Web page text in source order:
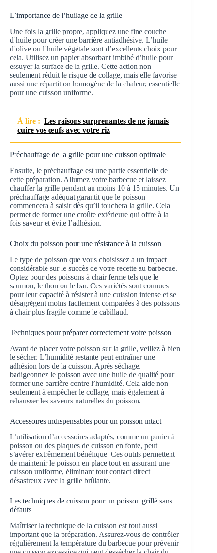
L’importance de l’huilage de la grille
Une fois la grille propre, appliquez une fine couche
d’huile pour créer une barrière antiadhésive. L’huile
d’olive ou l’huile végétale sont d’excellents choix pour
cela. Utilisez un papier absorbant imbibé d’huile pour
essuyer la surface de la grille. Cette action non
seulement réduit le risque de collage, mais elle favorise
aussi une répartition homogène de la chaleur, essentielle
pour une cuisson uniforme.
À lire : Les raisons surprenantes de ne jamais
cuire vos œufs avec votre riz
Préchauffage de la grille pour une cuisson optimale
Ensuite, le préchauffage est une partie essentielle de
cette préparation. Allumez votre barbecue et laissez
chauffer la grille pendant au moins 10 à 15 minutes. Un
préchauffage adéquat garantit que le poisson
commencera à saisir dès qu’il touchera la grille. Cela
permet de former une croûte extérieure qui offre à la
fois saveur et évite l’adhésion.
Choix du poisson pour une résistance à la cuisson
Le type de poisson que vous choisissez a un impact
considérable sur le succès de votre recette au barbecue.
Optez pour des poissons à chair ferme tels que le
saumon, le thon ou le bar. Ces variétés sont connues
pour leur capacité à résister à une cuission intense et se
désagrègent moins facilement comparées à des poissons
à chair plus fragile comme le cabillaud.
Techniques pour préparer correctement votre poisson
Avant de placer votre poisson sur la grille, veillez à bien
le sécher. L’humidité restante peut entraîner une
adhésion lors de la cuisson. Après séchage,
badigeonnez le poisson avec une huile de qualité pour
former une barrière contre l’humidité. Cela aide non
seulement à empêcher le collage, mais également à
rehausser les saveurs naturelles du poisson.
Accessoires indispensables pour un poisson intact
L’utilisation d’accessoires adaptés, comme un panier à
poisson ou des plaques de cuisson en fonte, peut
s’avérer extrêmement bénéfique. Ces outils permettent
de maintenir le poisson en place tout en assurant une
cuisson uniforme, éliminant tout contact direct
désastreux avec la grille brûlante.
Les techniques de cuisson pour un poisson grillé sans
défauts
Maîtriser la technique de la cuisson est tout aussi
important que la préparation. Assurez-vous de contrôler
régulièrement la température du barbecue pour prévenir